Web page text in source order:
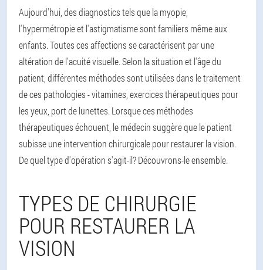
Aujourd'hui, des diagnostics tels que la myopie,
l'hypermétropie et l'astigmatisme sont familiers même aux
enfants. Toutes ces affections se caractérisent par une
altération de l'acuité visuelle. Selon la situation et l'âge du
patient, différentes méthodes sont utilisées dans le traitement
de ces pathologies - vitamines, exercices thérapeutiques pour
les yeux, port de lunettes. Lorsque ces méthodes
thérapeutiques échouent, le médecin suggère que le patient
subisse une intervention chirurgicale pour restaurer la vision.
De quel type d'opération s'agit-il? Découvrons-le ensemble.
TYPES DE CHIRURGIE
POUR RESTAURER LA
VISION